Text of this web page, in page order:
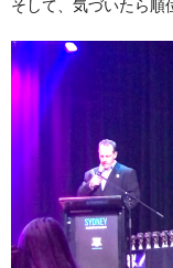
そして、気づいたら順